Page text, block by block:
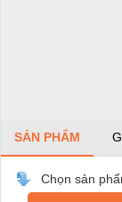
SẢN PHẨM
Chọn sản